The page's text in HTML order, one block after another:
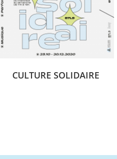
CULTURE SOLIDAIRE